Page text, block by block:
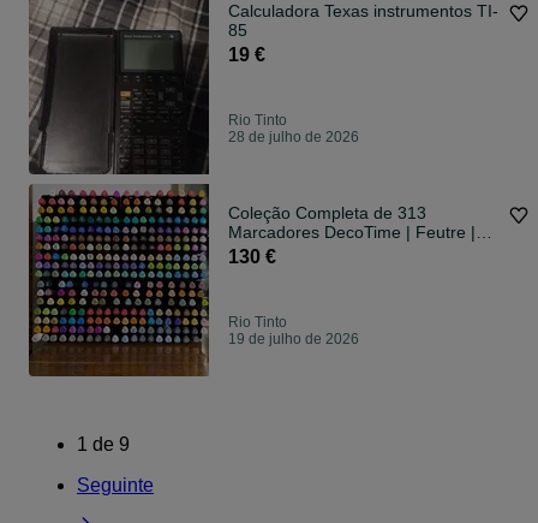
Calculadora Texas instrumentos TI-
85
19 €
Rio Tinto
28 de julho de 2026
Coleção Completa de 313
Marcadores DecoTime | Feutre |
Alcohol markers
130 €
Rio Tinto
19 de julho de 2026
1 de 9
Seguinte